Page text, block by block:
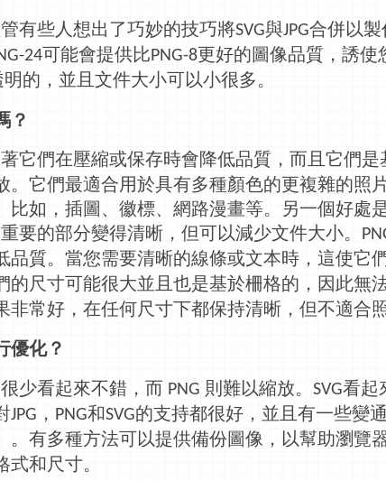
有些人想出了巧妙的技巧將SVG與JPG合併以製
24可能會提供比 PNG-8更好的圖像品質 ，誘使
明的，並且文件大小可以小很多。
？
它們在壓縮或保存時會降低品質 ，而且它們
。它們最適合用於具有多種顏色的更複雜的照
如，插圖、徽標、 網路漫畫等。另一個好處
要的部分變得清晰，但可以減少文件大小。
品質。當您需要清晰的線條或文本時，這使它
的尺寸可能很大並且也是基於柵格的，因此無
非常好，在任何尺寸下都保持清晰，但不適合
優化？
很少看起來不錯，而 PNG 則難以縮放。 SVG看起
JPG ， PNG和SVG的支持都很好，並且有一些變
。有多種方法可以提供備份圖像，以幫助瀏覽
和尺寸。